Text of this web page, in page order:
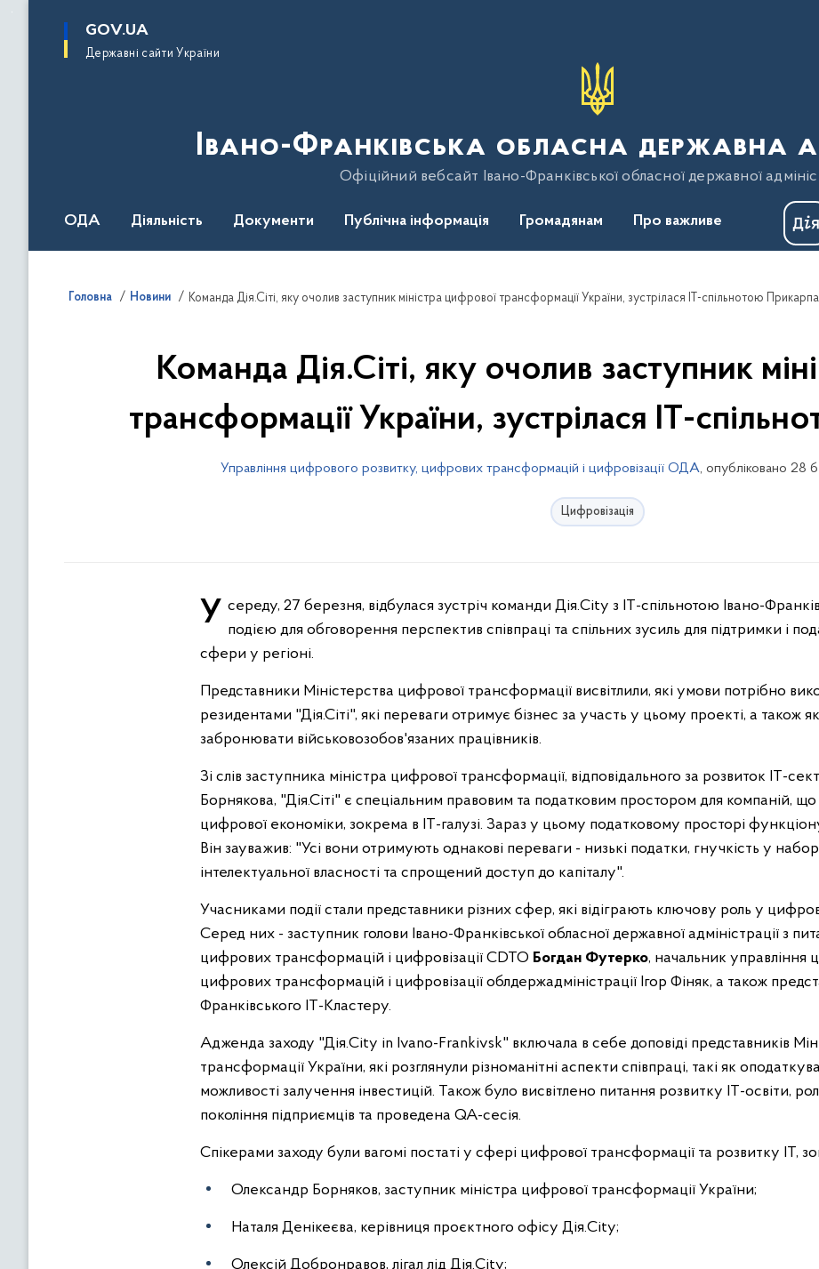
основного
GOV.UA
Державні сайти України
Івано-Франківська обласна державна
Офіційний вебсайт Івано-Франківської обласної державної
ОДА Діяльність Документи Публічна інформація Громадянам Про важливе
Головна Новини Команда Дія.Сіті, яку очолив заступник міністра цифрової трансформації України, зустрілася ІТ-спільнотою
Команда Дія.Сіті, яку очолив заступник
трансформації України, зустрілася ІТ-
Управління цифрового розвитку, цифрових трансформацій і цифровізації ОДА, опубліковано 28
Цифровізація
У середу, 27 березня, відбулася зустріч команди Дія.City з ІТ-спільнотою Івано-Франківська, що стало важливою подією для обговорення перспектив співпраці та спільних зусиль для підтримки і
сфери у регіоні.
Представники Міністерства цифрової трансформації висвітлили, які умови потрібно
резидентами "Дія.Сіті", які переваги отримує бізнес за участь у цьому проекті, а також
забронювати військовозобов'язаних працівників.
Зі слів заступника міністра цифрової трансформації, відповідального за розвиток ІТ-
Борнякова, "Дія.Сіті" є спеціальним правовим та податковим простором для компаній,
цифрової економіки, зокрема в ІТ-галузі. Зараз у цьому податковому просторі
Він зауважив: "Усі вони отримують однакові переваги - низькі податки, гнучкість у
інтелектуальної власності та спрощений доступ до капіталу".
Учасниками події стали представники різних сфер, які відіграють ключову роль у
Серед них - заступник голови Івано-Франківської обласної державної адміністрації з
цифрових трансформацій і цифровізації CDTO Богдан Футерко, начальник управління
цифрових трансформацій і цифровізації облдержадміністрації Ігор Фіняк, а також
Франківського ІТ-Кластеру.
Адженда заходу "Дія.City in Ivano-Frankivsk" включала в себе доповіді представників
трансформації України, які розглянули різноманітні аспекти співпраці, такі як
можливості залучення інвестицій. Також було висвітлено питання розвитку ІТ-освіти,
покоління підприємців та проведена QA-сесія.
Спікерами заходу були вагомі постаті у сфері цифрової трансформації та розвитку ІТ,
Олександр Борняков, заступник міністра цифрової трансформації України;
Наталя Денікеєва, керівниця проєктного офісу Дія.City;
Олексій Добронравов, лігал лід Дія.City;